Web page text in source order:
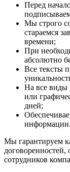
Перед
Мы строго
стараемся
времени;
При
абсолютно
Все тексты
На все виды
или
дней;
информации.
Мы гарантируем
договоренностей,
сотрудников